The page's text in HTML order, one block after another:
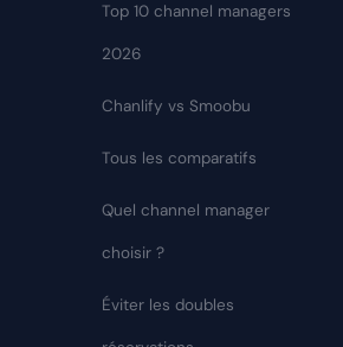
Top 10 channel managers
2026
Chanlify vs Smoobu
Tous les comparatifs
Quel channel manager
choisir ?
Éviter les doubles